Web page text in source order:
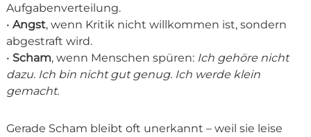
Aufgabenverteilung.
• Angst, wenn Kritik nicht willkommen ist, sondern
abgestraft wird.
• Scham, wenn Menschen spüren: Ich gehöre nicht
dazu. Ich bin nicht gut genug. Ich werde klein
gemacht.
Gerade Scham bleibt oft unerkannt – weil sie leise